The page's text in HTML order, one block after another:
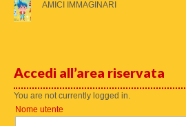
AMICI IMMAGINARI
Accedi all’area riservata
You are not currently logged in.
Nome utente